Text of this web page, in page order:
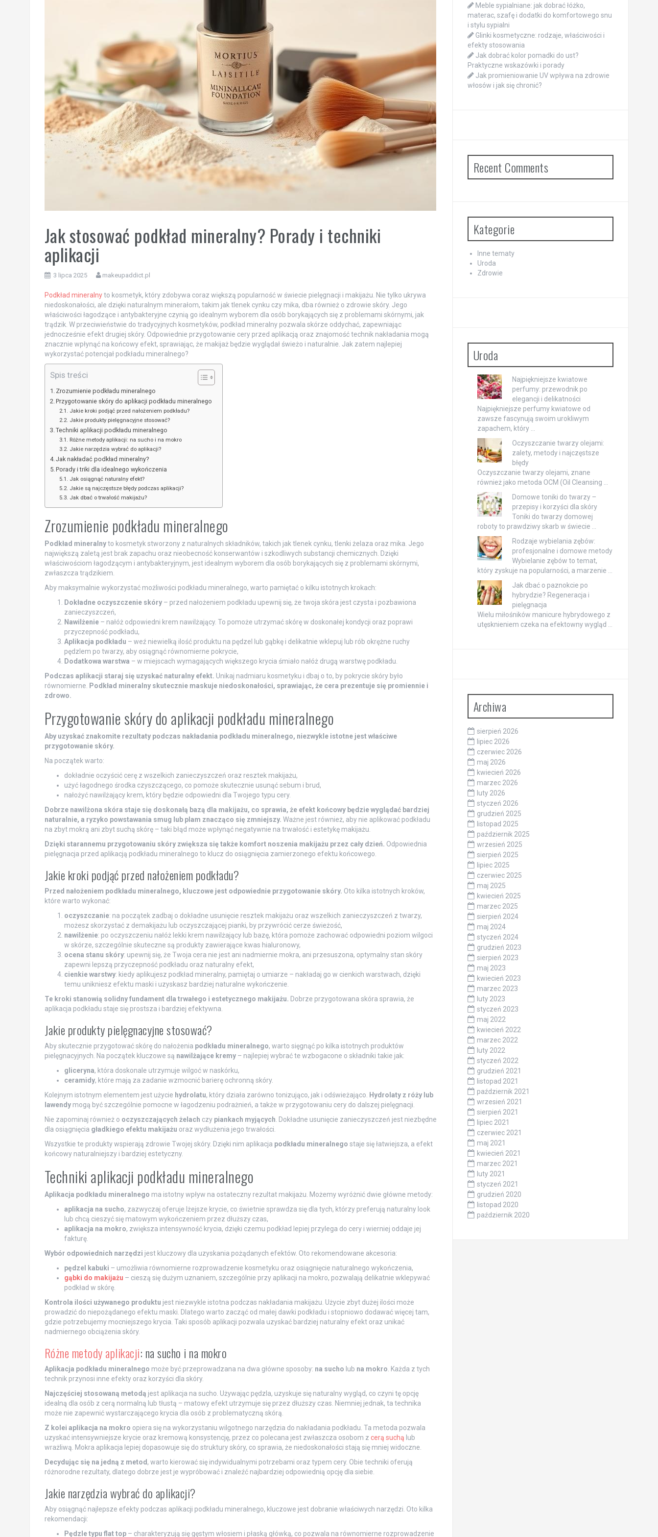
Jak stosować podkład mineralny? Porady i techniki
aplikacji
3 lipca 2025 makeupaddict.pl
Podkład mineralnyto kosmetyk, który zdobywa coraz większą popularność w świecie pielęgnacji i makijażu. Nie tylko ukrywa
niedoskonałości, ale dzięki naturalnym minerałom, takim jak tlenek cynku czy mika, dba również o zdrowie skóry. Jego
właściwości łagodzące i antybakteryjne czynią go idealnym wyborem dla osób borykających się z problemami skórnymi, jak
trądzik. W przeciwieństwie do tradycyjnych kosmetyków, podkład mineralny pozwala skórze oddychać, zapewniając
jednocześnie efekt drugiej skóry. Odpowiednie przygotowanie cery przed aplikacją oraz znajomość technik nakładania mogą
znacznie wpłynąć na końcowy efekt, sprawiając, że makijaż będzie wyglądał świeżo i naturalnie. Jak zatem najlepiej
wykorzystać potencjał podkładu mineralnego?
Spis treści
Zrozumienie podkładu mineralnego
Przygotowanie skóry do aplikacji podkładu mineralnego
Jakie kroki podjąć przed nałożeniem podkładu?
Jakie produkty pielęgnacyjne stosować?
Techniki aplikacji podkładu mineralnego
Różne metody aplikacji: na sucho i na mokro
Jakie narzędzia wybrać do aplikacji?
Jak nakładać podkład mineralny?
Porady i triki dla idealnego wykończenia
Jak osiągnąć naturalny efekt?
Jakie są najczęstsze błędy podczas aplikacji?
Jak dbać o trwałość makijażu?
Zrozumienie podkładu mineralnego
Podkład mineralnyto kosmetyk stworzony z naturalnych składników, takich jak tlenek cynku, tlenki żelaza oraz mika. Jego
największą zaletą jest brak zapachu oraz nieobecność konserwantów i szkodliwych substancji chemicznych. Dzięki
właściwościom łagodzącym i antybakteryjnym, jest idealnym wyborem dla osób borykających się z problemami skórnymi,
zwłaszcza trądzikiem.
Aby maksymalnie wykorzystać możliwości podkładu mineralnego, warto pamiętać o kilku istotnych krokach:
Dokładne oczyszczenie skóry– przed nałożeniem podkładu upewnij się, że twoja skóra jest czysta i pozbawiona
zanieczyszczeń,
Nawilżenie– nałóż odpowiedni krem nawilżający. To pomoże utrzymać skórę w doskonałej kondycji oraz poprawi
przyczepność podkładu,
Aplikacja podkładu – weź niewielką ilość produktu na pędzel lub gąbkę i delikatnie wklepuj lub rób okrężne ruchy
pędzlem po twarzy, aby osiągnąć równomierne pokrycie,
Dodatkowa warstwa – w miejscach wymagających większego krycia śmiało nałóż drugą warstwę podkładu.
Podczas aplikacji staraj się uzyskać naturalny efekt. Unikaj nadmiaru kosmetyku i dbaj o to, by pokrycie skóry było
równomierne. Podkład mineralny skutecznie maskuje niedoskonałości, sprawiając, że cera prezentuje się promiennie i
zdrowo.
Przygotowanie skóry do aplikacji podkładu mineralnego
Aby uzyskać znakomite rezultaty podczas nakładania podkładu mineralnego, niezwykle istotne jest właściwe
przygotowanie skóry.
Na początek warto:
dokładnie oczyścić cerę z wszelkich zanieczyszczeń oraz resztek makijażu,
użyć łagodnego środka czyszczącego, co pomoże skutecznie usunąć sebum i brud,
nałożyć nawilżający krem, który będzie odpowiedni dla Twojego typu cery.
Dobrze nawilżona skóra staje się doskonałą bazą dla makijażu, co sprawia, że efekt końcowy będzie wyglądać bardziej
naturalnie, a ryzyko powstawania smug lub plam znacząco się zmniejszy. Ważne jest również, aby nie aplikować podkładu
na zbyt mokrą ani zbyt suchą skórę – taki błąd może wpłynąć negatywnie na trwałość i estetykę makijażu.
Dzięki starannemu przygotowaniu skóry zwiększa się także komfort noszenia makijażu przez cały dzień. Odpowiednia
pielęgnacja przed aplikacją podkładu mineralnego to klucz do osiągnięcia zamierzonego efektu końcowego.
Jakie kroki podjąć przed nałożeniem podkładu?
Przed nałożeniem podkładu mineralnego, kluczowe jest odpowiednie przygotowanie skóry. Oto kilka istotnych kroków,
które warto wykonać:
oczyszczanie: na początek zadbaj o dokładne usunięcie resztek makijażu oraz wszelkich zanieczyszczeń z twarzy,
możesz skorzystać z demakijażu lub oczyszczającej pianki, by przywrócić cerze świeżość,
nawilżenie: po oczyszczeniu nałóż lekki krem nawilżający lub bazę, która pomoże zachować odpowiedni poziom wilgoci
w skórze, szczególnie skuteczne są produkty zawierające kwas hialuronowy,
ocena stanu skóry: upewnij się, że Twoja cera nie jest ani nadmiernie mokra, ani przesuszona, optymalny stan skóry
zapewni lepszą przyczepność podkładu oraz naturalny efekt,
cienkie warstwy: kiedy aplikujesz podkład mineralny, pamiętaj o umiarze – nakładaj go w cienkich warstwach, dzięki
temu unikniesz efektu maski i uzyskasz bardziej naturalne wykończenie.
Te kroki stanowią solidny fundament dla trwałego i estetycznego makijażu. Dobrze przygotowana skóra sprawia, że
aplikacja podkładu staje się prostsza i bardziej efektywna.
Jakie produkty pielęgnacyjne stosować?
Aby skutecznie przygotować skórę do nałożenia podkładu mineralnego, warto sięgnąć po kilka istotnych produktów
pielęgnacyjnych. Na początek kluczowe są nawilżające kremy– najlepiej wybrać te wzbogacone o składniki takie jak:
gliceryna, która doskonale utrzymuje wilgoć w naskórku,
ceramidy, które mają za zadanie wzmocnić barierę ochronną skóry.
Kolejnym istotnym elementem jest użycie hydrolatu, który działa zarówno tonizująco, jak i odświeżająco. Hydrolaty z róży lub
lawendymogą być szczególnie pomocne w łagodzeniu podrażnień, a także w przygotowaniu cery do dalszej pielęgnacji.
Nie zapominaj również o oczyszczających żelach czy piankach myjących . Dokładne usunięcie zanieczyszczeń jest niezbędne
dla osiągnięcia gładkiego efektu makijażu oraz wydłużenia jego trwałości.
Wszystkie te produkty wspierają zdrowie Twojej skóry. Dzięki nim aplikacja podkładu mineralnego staje się łatwiejsza, a efekt
końcowy naturalniejszy i bardziej estetyczny.
Techniki aplikacji podkładu mineralnego
Aplikacja podkładu mineralnego ma istotny wpływ na ostateczny rezultat makijażu. Możemy wyróżnić dwie główne metody:
aplikacja na sucho, zazwyczaj oferuje lżejsze krycie, co świetnie sprawdza się dla tych, którzy preferują naturalny look
lub chcą cieszyć się matowym wykończeniem przez dłuższy czas,
aplikacja na mokro, zwiększa intensywność krycia, dzięki czemu podkład lepiej przylega do cery i wierniej oddaje jej
fakturę.
Wybór odpowiednich narzędzi jest kluczowy dla uzyskania pożądanych efektów. Oto rekomendowane akcesoria:
pędzel kabuki – umożliwia równomierne rozprowadzenie kosmetyku oraz osiągnięcie naturalnego wykończenia,
gąbki do makijażu – cieszą się dużym uznaniem, szczególnie przy aplikacji na mokro, pozwalają delikatnie wklepywać
podkład w skórę.
Kontrola ilości używanego produktu jest niezwykle istotna podczas nakładania makijażu. Użycie zbyt dużej ilości może
prowadzić do niepożądanego efektu maski. Dlatego warto zacząć od małej dawki podkładu i stopniowo dodawać więcej tam,
gdzie potrzebujemy mocniejszego krycia. Taki sposób aplikacji pozwala uzyskać bardziej naturalny efekt oraz unikać
nadmiernego obciążenia skóry.
Różne metody aplikacji: na sucho i na mokro
Aplikacja podkładu mineralnego może być przeprowadzana na dwa główne sposoby: na sucho lub na mokro . Każda z tych
technik przynosi inne efekty oraz korzyści dla skóry.
Najczęściej stosowaną metodą jest aplikacja na sucho. Używając pędzla, uzyskuje się naturalny wygląd, co czyni tę opcję
idealną dla osób z cerą normalną lub tłustą – matowy efekt utrzymuje się przez dłuższy czas. Niemniej jednak, ta technika
może nie zapewnić wystarczającego krycia dla osób z problematyczną skórą.
Z kolei aplikacja na mokro opiera się na wykorzystaniu wilgotnego narzędzia do nakładania podkładu. Ta metoda pozwala
uzyskać intensywniejsze krycie oraz kremową konsystencję, przez co polecana jest zwłaszcza osobom z cerą suchą lub
wrażliwą. Mokra aplikacja lepiej dopasowuje się do struktury skóry, co sprawia, że niedoskonałości stają się mniej widoczne.
Decydując się na jedną z metod, warto kierować się indywidualnymi potrzebami oraz typem cery. Obie techniki oferują
różnorodne rezultaty, dlatego dobrze jest je wypróbować i znaleźć najbardziej odpowiednią opcję dla siebie.
Jakie narzędzia wybrać do aplikacji?
Aby osiągnąć najlepsze efekty podczas aplikacji podkładu mineralnego, kluczowe jest dobranie właściwych narzędzi. Oto kilka
rekomendacji:
Pędzle typu flat top– charakteryzują się gęstym włosiem i płaską główką, co pozwala na równomierne rozprowadzenie
Meble sypialniane: jak dobrać łóżko,
materac, szafę i dodatki do komfortowego snu
i stylu sypialni
Glinki kosmetyczne: rodzaje, właściwości i
efekty stosowania
Jak dobrać kolor pomadki do ust?
Praktyczne wskazówki i porady
Jak promieniowanie UV wpływa na zdrowie
włosów i jak się chronić?
Recent Comments
Kategorie
Inne tematy
Uroda
Zdrowie
Uroda
Najpiękniejsze kwiatowe
perfumy: przewodnik po
elegancji i delikatności
Najpiękniejsze perfumy kwiatowe od
zawsze fascynują swoim urokliwym
zapachem, który …
Oczyszczanie twarzy olejami:
zalety, metody i najczęstsze
błędy
Oczyszczanie twarzy olejami, znane
również jako metoda OCM (Oil Cleansing …
Domowe toniki do twarzy –
przepisy i korzyści dla skóry
Toniki do twarzy domowej
roboty to prawdziwy skarb w świecie …
Rodzaje wybielania zębów:
profesjonalne i domowe metody
Wybielanie zębów to temat,
który zyskuje na popularności, a marzenie …
Jak dbać o paznokcie po
hybrydzie? Regeneracja i
pielęgnacja
Wielu miłośników manicure hybrydowego z
utęsknieniem czeka na efektowny wygląd …
Archiwa
sierpień 2026
lipiec 2026
czerwiec 2026
maj 2026
kwiecień 2026
marzec 2026
luty 2026
styczeń 2026
grudzień 2025
listopad 2025
październik 2025
wrzesień 2025
sierpień 2025
lipiec 2025
czerwiec 2025
maj 2025
kwiecień 2025
marzec 2025
sierpień 2024
maj 2024
styczeń 2024
grudzień 2023
sierpień 2023
maj 2023
kwiecień 2023
marzec 2023
luty 2023
styczeń 2023
maj 2022
kwiecień 2022
marzec 2022
luty 2022
styczeń 2022
grudzień 2021
listopad 2021
październik 2021
wrzesień 2021
sierpień 2021
lipiec 2021
czerwiec 2021
maj 2021
kwiecień 2021
marzec 2021
luty 2021
styczeń 2021
grudzień 2020
listopad 2020
październik 2020